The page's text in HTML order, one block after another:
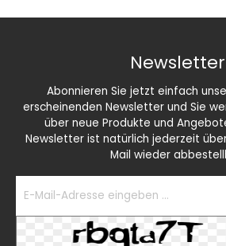
Newsletter
Abonnieren Sie jetzt einfach
erscheinenden Newsletter und Sie
über neue Produkte und
Newsletter ist natürlich jederzeit
Mail wieder